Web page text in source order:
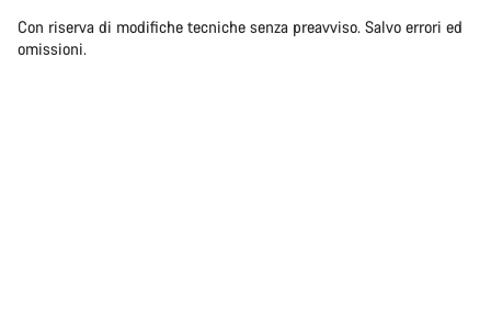
Con riserva di modifiche tecniche senza preavviso. Salvo errori ed
omissioni.